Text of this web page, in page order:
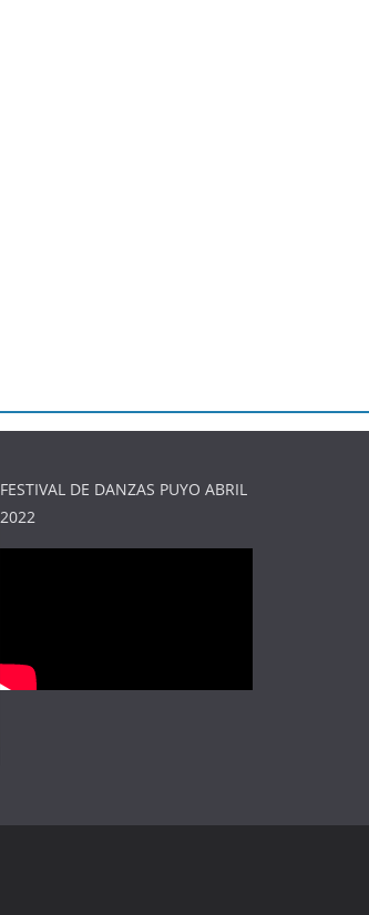
FESTIVAL DE DANZAS PUYO ABRIL
2022